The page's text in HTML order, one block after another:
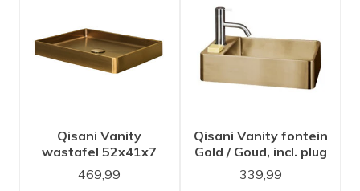
Qisani Vanity
wastafel 52x41x7
Gold / Goud, incl.
vaste plug 181023
469,99
Qisani Vanity fontein
Gold / Goud, incl. plug
339,99